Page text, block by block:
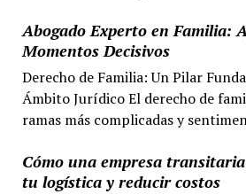
Abogado Experto en Familia:
Momentos Decisivos
Derecho de Familia: Un Pilar
Ámbito Jurídico El derecho de
ramas más complicadas y
Cómo una empresa
tu logística y reducir costos